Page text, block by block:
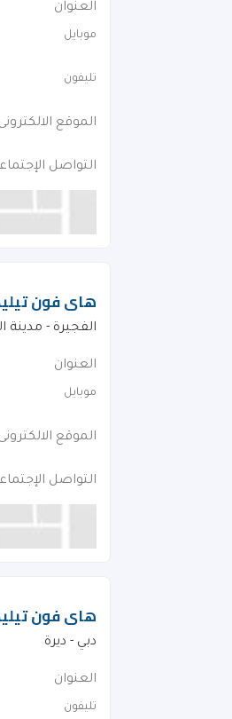
العنوان
موبايل
تليفون
الموقع
التواصل
هاى فون
الفجيرة - مدينة
العنوان
موبايل
الموقع
التواصل
هاى فون
دبي - ديرة
العنوان
تليفون